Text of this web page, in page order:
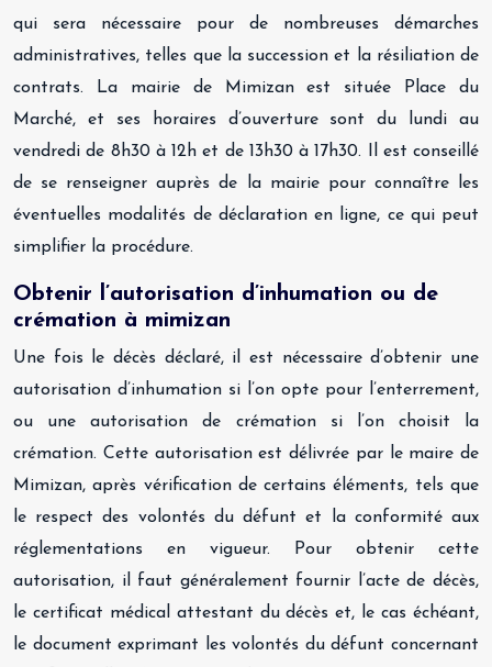
qui sera nécessaire pour de nombreuses démarches
administratives, telles que la succession et la résiliation de
contrats. La mairie de Mimizan est située Place du
Marché, et ses horaires d’ouverture sont du lundi au
vendredi de 8h30 à 12h et de 13h30 à 17h30. Il est conseillé
de se renseigner auprès de la mairie pour connaître les
éventuelles modalités de déclaration en ligne, ce qui peut
simplifier la procédure.
Obtenir l’autorisation d’inhumation ou de
crémation à mimizan
Une fois le décès déclaré, il est nécessaire d’obtenir une
autorisation d’inhumation si l’on opte pour l’enterrement,
ou une autorisation de crémation si l’on choisit la
crémation. Cette autorisation est délivrée par le maire de
Mimizan, après vérification de certains éléments, tels que
le respect des volontés du défunt et la conformité aux
réglementations en vigueur. Pour obtenir cette
autorisation, il faut généralement fournir l’acte de décès,
le certificat médical attestant du décès et, le cas échéant,
le document exprimant les volontés du défunt concernant